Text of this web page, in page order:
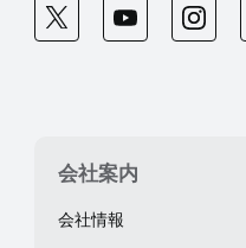
会社案内
会社情報